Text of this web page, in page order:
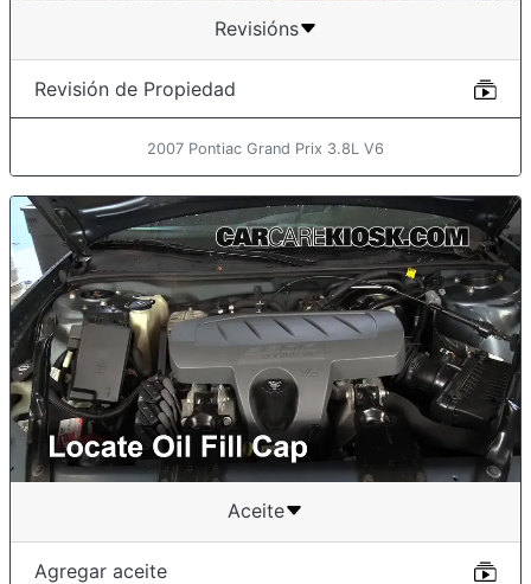
Revisións
Revisión de Propiedad
2007 Pontiac Grand Prix 3.8L V6
Aceite
Agregar aceite